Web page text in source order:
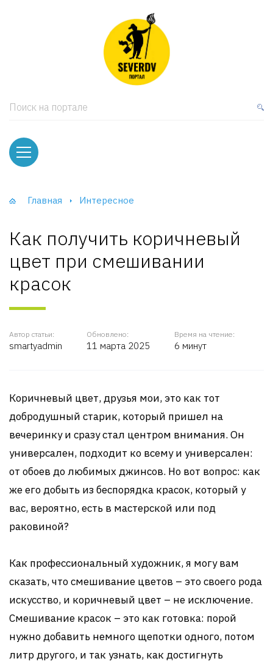
Поиск на портале
Главная Интересное
Как получить коричневый
цвет при смешивании
красок
Автор статьи:
smartyadmin
Обновлено:
11 марта 2025
Время на чтение:
6 минут
Коричневый цвет, друзья мои, это как тот
добродушный старик, который пришел на
вечеринку и сразу стал центром внимания. Он
универсален, подходит ко всему и универсален:
от обоев до любимых джинсов. Но вот вопрос: как
же его добыть из беспорядка красок, который у
вас, вероятно, есть в мастерской или под
раковиной?
Как профессиональный художник, я могу вам
сказать, что смешивание цветов – это своего рода
искусство, и коричневый цвет – не исключение.
Смешивание красок – это как готовка: порой
нужно добавить немного щепотки одного, потом
литр другого, и так узнать, как достигнуть
и тумбы